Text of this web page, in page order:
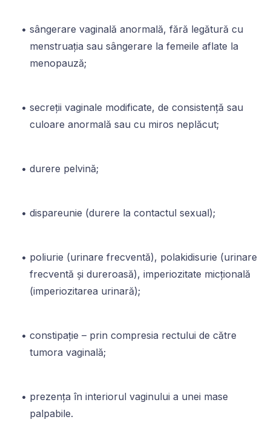
sângerare vaginală anormală, fără legătură cu
menstruația sau sângerare la femeile aflate la
menopauză;
secreții vaginale modificate, de consistență sau
culoare anormală sau cu miros neplăcut;
durere pelvină;
dispareunie (durere la contactul sexual);
poliurie (urinare frecventă), polakidisurie (urinare
frecventă și dureroasă), imperiozitate micțională
(imperiozitarea urinară);
constipație – prin compresia rectului de către
tumora vaginală;
prezența în interiorul vaginului a unei mase
palpabile.